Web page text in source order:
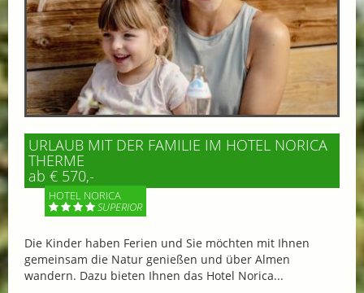
URLAUB MIT DER FAMILIE IM HOTEL NORICA
THERME
ab € 570,-
HOTEL NORICA
SUPERIOR
Die Kinder haben Ferien und Sie möchten mit Ihnen
gemeinsam die Natur genießen und über Almen
wandern. Dazu bieten Ihnen das Hotel Norica...